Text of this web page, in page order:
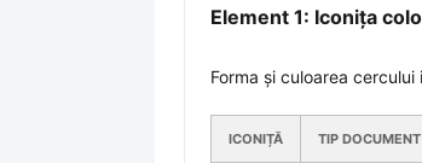
Element 1: Iconița
Forma și culoarea
ICONIȚĂ TIP DOCUMENT